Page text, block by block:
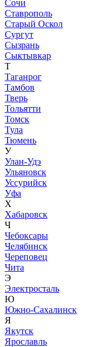
Сочи
Ставрополь
Старый Оскол
Сургут
Сызрань
Сыктывкар
Т
Таганрог
Тамбов
Тверь
Тольятти
Томск
Тула
Тюмень
У
Улан-Удэ
Ульяновск
Уссурийск
Уфа
Х
Хабаровск
Ч
Чебоксары
Челябинск
Череповец
Чита
Э
Электросталь
Ю
Южно-Сахалинск
Я
Якутск
Ярославль